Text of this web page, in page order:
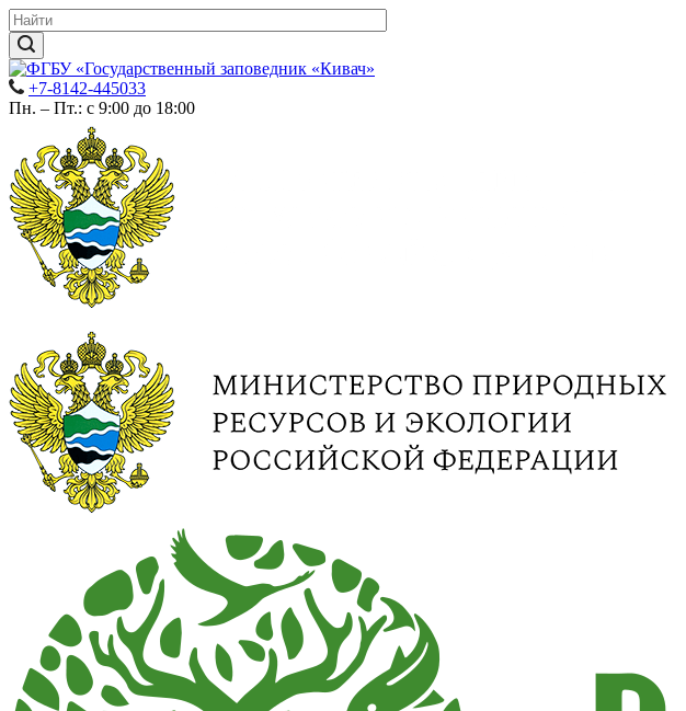
+7-8142-445033
Пн. – Пт.: с 9:00 до 18:00